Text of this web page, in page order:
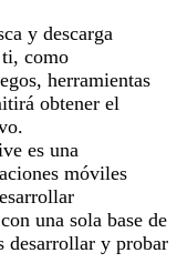
y descarga
ti, como
herramientas
obtener el
es una
móviles
una sola base de
desarrollar y probar